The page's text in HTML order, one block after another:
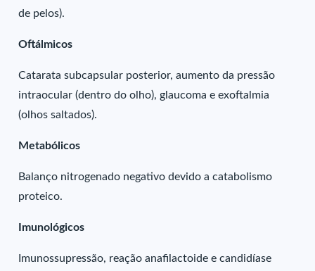
de pelos).
Oftálmicos
Catarata subcapsular posterior, aumento da pressão
intraocular (dentro do olho), glaucoma e exoftalmia
(olhos saltados).
Metabólicos
Balanço nitrogenado negativo devido a catabolismo
proteico.
Imunológicos
Imunossupressão, reação anafilactoide e candidíase